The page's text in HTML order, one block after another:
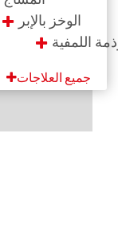
جميع العلاجات